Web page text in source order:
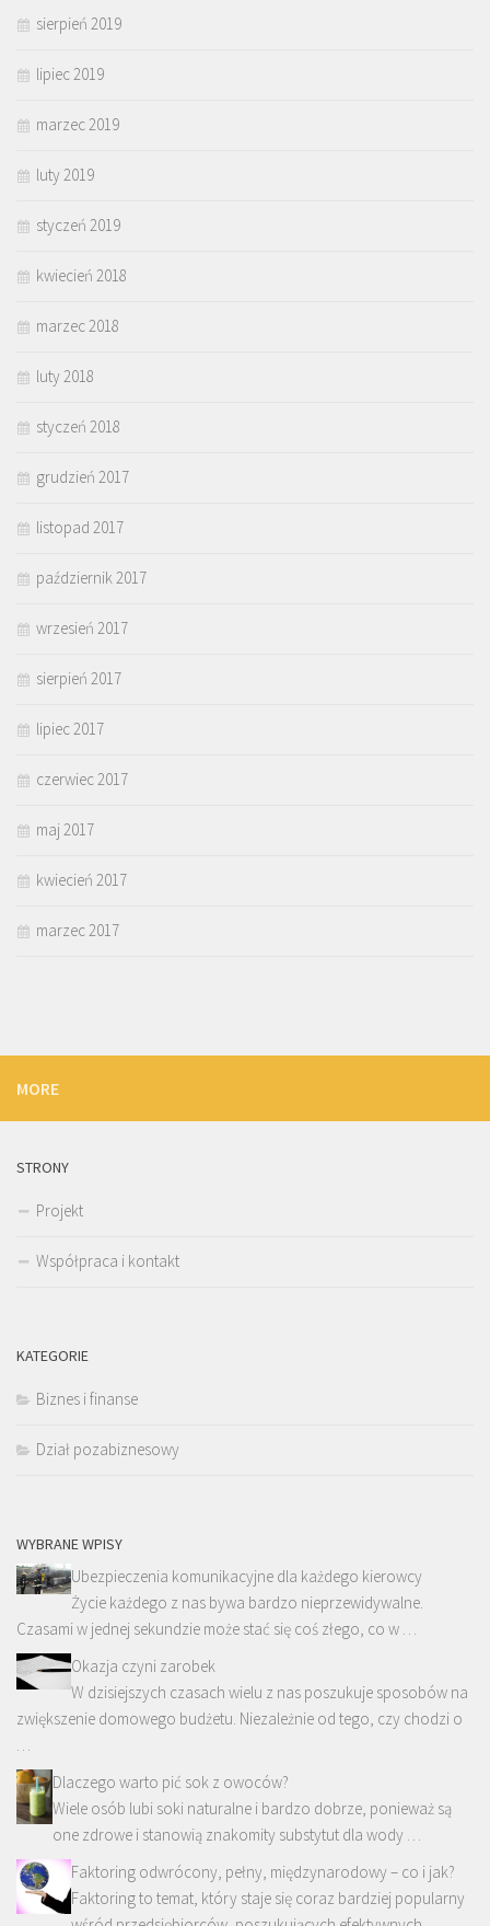
sierpień 2019
lipiec 2019
marzec 2019
luty 2019
styczeń 2019
kwiecień 2018
marzec 2018
luty 2018
styczeń 2018
grudzień 2017
listopad 2017
październik 2017
wrzesień 2017
sierpień 2017
lipiec 2017
czerwiec 2017
maj 2017
kwiecień 2017
marzec 2017
MORE
STRONY
Projekt
Współpraca i kontakt
KATEGORIE
Biznes i finanse
Dział pozabiznesowy
WYBRANE WPISY
Ubezpieczenia komunikacyjne dla każdego kierowcy
Życie każdego z nas bywa bardzo nieprzewidywalne.
Czasami w jednej sekundzie może stać się coś złego, co w …
Okazja czyni zarobek
W dzisiejszych czasach wielu z nas poszukuje sposobów na
zwiększenie domowego budżetu. Niezależnie od tego, czy chodzi o
…
Dlaczego warto pić sok z owoców?
Wiele osób lubi soki naturalne i bardzo dobrze, ponieważ są
one zdrowe i stanowią znakomity substytut dla wody …
Faktoring odwrócony, pełny, międzynarodowy – co i jak?
Faktoring to temat, który staje się coraz bardziej popularny